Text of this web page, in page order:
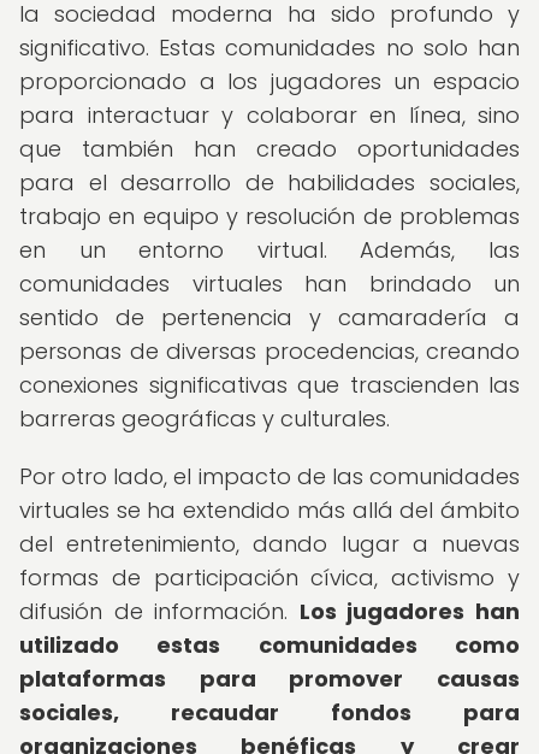
la sociedad moderna ha sido profundo y
significativo. Estas comunidades no solo han
proporcionado a los jugadores un espacio
para interactuar y colaborar en línea, sino
que también han creado oportunidades
para el desarrollo de habilidades sociales,
trabajo en equipo y resolución de problemas
en un entorno virtual. Además, las
comunidades virtuales han brindado un
sentido de pertenencia y camaradería a
personas de diversas procedencias, creando
conexiones significativas que trascienden las
barreras geográficas y culturales.
Por otro lado, el impacto de las comunidades
virtuales se ha extendido más allá del ámbito
del entretenimiento, dando lugar a nuevas
formas de participación cívica, activismo y
difusión de información. Los jugadores han
utilizado estas comunidades como
plataformas para promover causas
sociales, recaudar fondos para
organizaciones benéficas y crear